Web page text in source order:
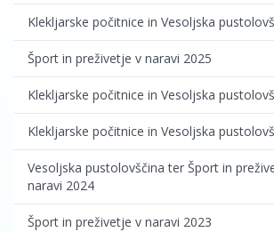
Klekljarske počitnice in Vesoljska
Šport in preživetje v naravi 2025
Klekljarske počitnice in Vesoljska
Klekljarske počitnice in Vesoljska
Vesoljska pustolovščina ter Šport in
naravi 2024
Šport in preživetje v naravi 2023